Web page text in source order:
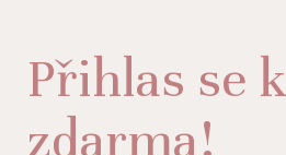
Přihlas se
zdarma!